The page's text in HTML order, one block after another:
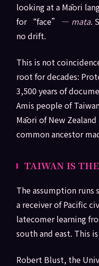
looking at a Māori
for “face” — mata.
no drift.
This is not
root for decades:
3,500 years of
Amis people of
Māori of New
common ancestor
TAIWAN IS
The assumption runs
a receiver of Pacific
latecomer learning
south and east. This
Robert Blust, the